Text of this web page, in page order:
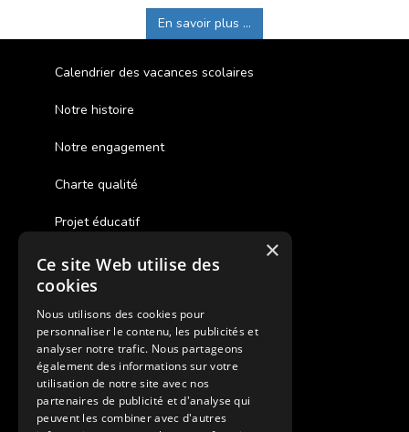
En savoir plus ...
Calendrier des vacances scolaires
Notre histoire
Notre engagement
Charte qualité
Projet éducatif
Des colonies de vacances inclusives
Assurances annulations
Aides financières pour partir en colonie
Charte de confidentialité
Vacances Adaptées Adulte Supernova
×
Ce site Web utilise des
cookies
Nous utilisons des cookies pour
personnaliser le contenu, les publicités et
analyser notre trafic. Nous partageons
également des informations sur votre
utilisation de notre site avec nos
partenaires de publicité et d'analyse qui
peuvent les combiner avec d'autres